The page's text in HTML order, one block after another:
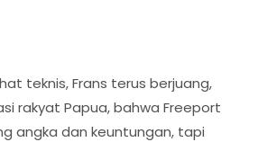
teknis, Frans terus berjuang,
rakyat Papua, bahwa Freeport
angka dan keuntungan, tapi